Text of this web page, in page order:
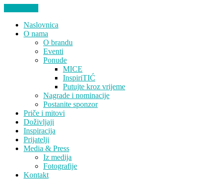
Naslovnica
O nama
O brandu
Eventi
Ponude
MICE
InspiriTIĆ
Putujte kroz vrijeme
Nagrade i nominacije
Postanite sponzor
Priče i mitovi
Doživljaji
Inspiracija
Prijatelji
Media & Press
Iz medija
Fotografije
Kontakt